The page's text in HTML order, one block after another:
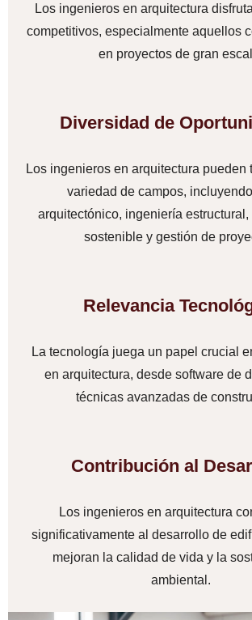
Los ingenieros en arquitectura
competitivos, especialmente aquellos
en proyectos de gran
Diversidad de
Los ingenieros en arquitectura pueden
variedad de campos,
arquitectónico, ingeniería estructural,
sostenible y gestión de
Relevancia
La tecnología juega un papel crucial
en arquitectura, desde software de
técnicas avanzadas de
Contribución al
Los ingenieros en arquitectura
significativamente al desarrollo de
mejoran la calidad de vida y la
ambiental.